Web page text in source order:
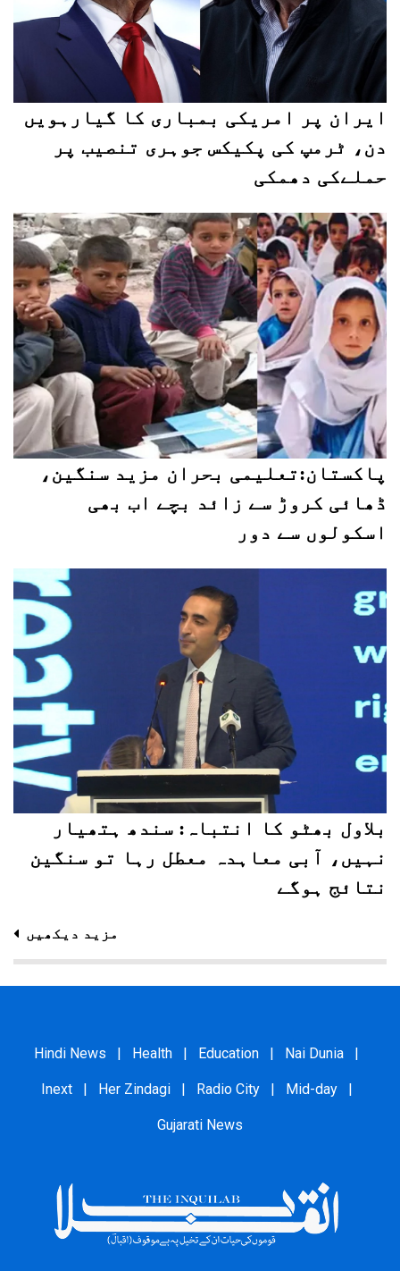
ایران پر امریکی بمباری کا گیارہویں
دن، ٹرمپ کی پکیکس جوہری تنصیب پر
حملےکی دھمکی
پاکستان:تعلیمی بحران مزید سنگین،
ڈھائی کروڑ سے زائد بچے اب بھی
اسکولوں سے دور
بلاول بھٹو کا انتباہ: سندھ ہتھیار
نہیں، آبی معاہدہ معطل رہا تو سنگین
نتائج ہوگے
مزید دیکھیں
Hindi News Health Education Nai Dunia
Inext Her Zindagi Radio City Mid-day
Gujarati News